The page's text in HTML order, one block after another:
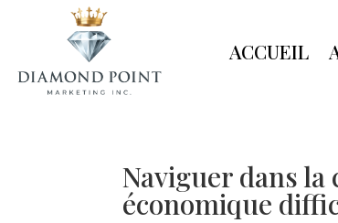
ACCUEIL
Naviguer dans la
économique